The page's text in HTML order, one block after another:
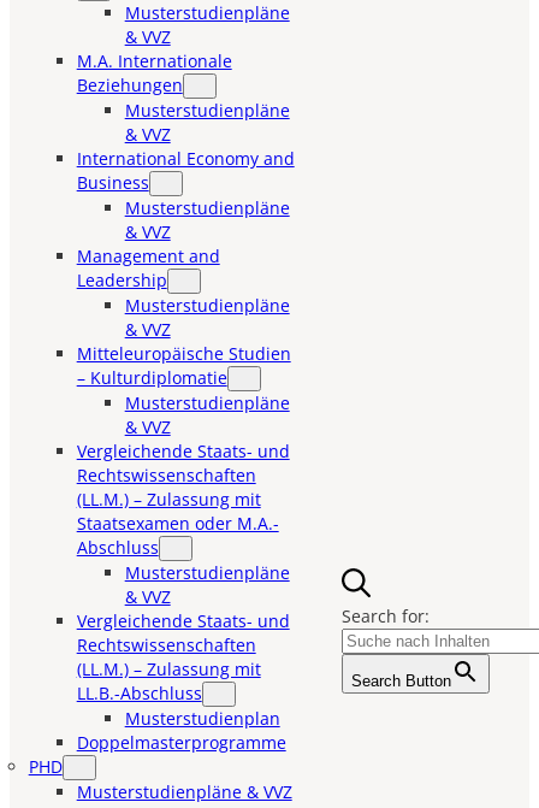
Musterstudienpläne
& VVZ
M.A. Internationale
Beziehungen
Musterstudienpläne
& VVZ
International Economy and
Business
Musterstudienpläne
& VVZ
Management and
Leadership
Musterstudienpläne
& VVZ
Mitteleuropäische Studien
– Kulturdiplomatie
Musterstudienpläne
& VVZ
Vergleichende Staats- und
Rechtswissenschaften
(LL.M.) – Zulassung mit
Staatsexamen oder M.A.-
Abschluss
Musterstudienpläne
& VVZ
Vergleichende Staats- und
Rechtswissenschaften
(LL.M.) – Zulassung mit
LL.B.-Abschluss
Musterstudienplan
Doppelmasterprogramme
PHD
Musterstudienpläne & VVZ
Search for:
Search Button